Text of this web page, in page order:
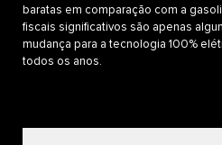
baratas em comparação com a
fiscais significativos são apenas
mudança para a tecnologia 100%
todos os anos.